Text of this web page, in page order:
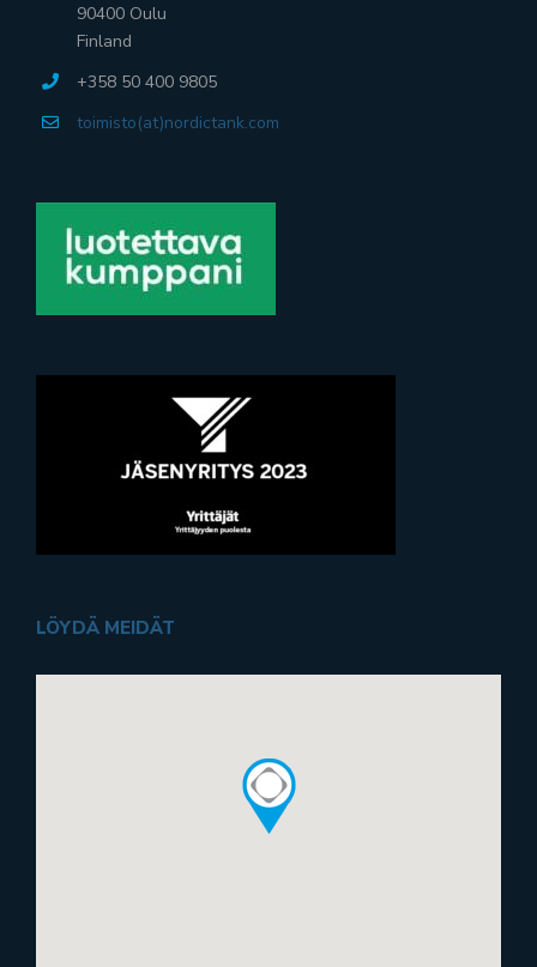
90400 Oulu
Finland
+358 50 400 9805
toimisto(at)nordictank.com
LÖYDÄ MEIDÄT